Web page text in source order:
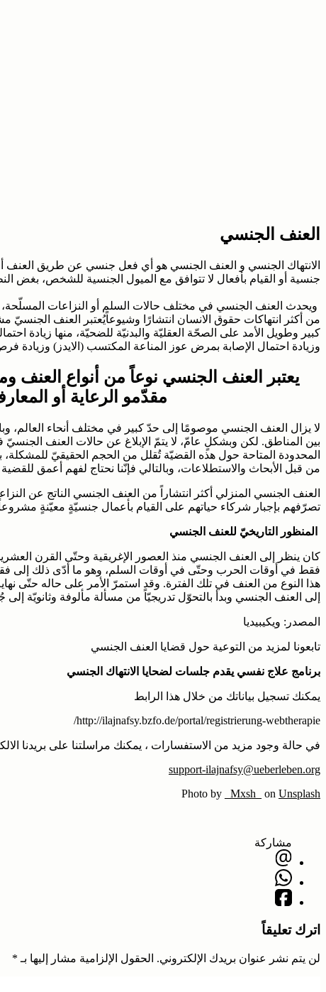
العنف الجنسي
الانتهاك الجنسي و العنف الجنسي هو أي فعل جنسي عن طريق العنف
جنسية أو القيام بأفعال لا تتوافق مع الميول الجنسية للشخص، بغض
ويحدث العنف الجنسي في مختلف حالات السلم أو النزاعات
من أكثر انتهاكات حقوق الانسان انتشارًا وشيوعاًيُعتبر العنف
كبير وطويل الأمد على الصحّة العقليّة والبدنيّة للضحيّة، منها زيادة
وزيادة احتمال الإصابة بمرض عوز المناعة المكتسب (الايدز) وزيادة
يعتبر العنف الجنسي نوعاً من أنواع العنف
مقدّمو الرعاية أو
لا يزال العنف الجنسي موصومًا إلى حدّ كبير في مختلف أنحاء العالم،
بين المناطق. لكن وبشكلٍ عامّ، لا يتمّ الإبلاغ عن حالات العنف الجنسيّ
المحدودة المتاحة حول هذه القضيّة تُقلل من الحجم الحقيقيّ
من قبل الأبحاث والاستطلاعات، وبالتالي فإنّنا نحتاج لفهم أعمق
العنف الجنسي المنزلي أكثر انتشاراً من العنف الجنسي الناتج عن
تصرّفهم بإجبار شركاء حياتهم على القيام بأعمال جنسيّةٍ معيّنةٍ مشروعاً
المنظور التاريخيّ للعنف الجنسي
كان ينظر إلى العنف الجنسي منذ العصور الإغريقية وحتّى القرن
فقط في أوقات الحرب وحتّى في أوقات السلم، وهو ما أدّى ذلك
هذا النوع من العنف في تلك الفترة. وقد استمرّ الأمر على حاله حتّى
إلى العنف الجنسي وبدأ بالتحوّل تدريجيّاً من مسألة مألوفة وثانويّة إلى
المصدر: ويكيبيديا
تابعونا لمزيد من التوعية حول قضايا العنف الجنسي
برنامج علاج نفسي يقدم جلسات لضحايا الانتهاك الجنسي
يمكنك تسجيل بياناتك من خلال هذا الرابط
http://ilajnafsy.bzfo.de/portal/registrierung-webtherapie/
في حالة وجود مزيد من الاستفسارات ، يمكنك مراسلتنا على بريدنا
support-ilajnafsy@ueberleben.org
Photo by
_Mxsh_ on Unsplash
مشاركة
اترك تعليقاً
لن يتم نشر عنوان بريدك الإلكتروني. الحقول الإلزامية مشار إليها بـ *